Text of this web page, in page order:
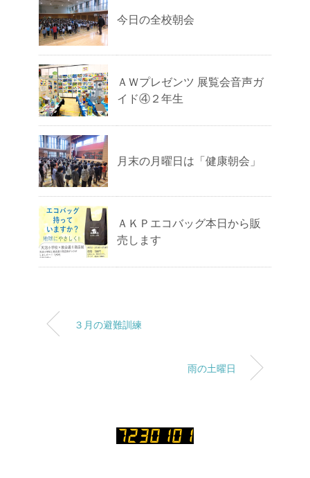
今日の全校朝会
ＡＷプレゼンツ 展覧会音声ガ
イド④２年生
月末の月曜日は「健康朝会」
ＡＫＰエコバッグ本日から販
売します
３月の避難訓練
雨の土曜日